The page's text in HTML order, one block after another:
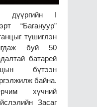
дүүргийн I
“Багануур”
түшиглэн
буй 50
батарей
бүтээн
байна.
хүчний
Засаг